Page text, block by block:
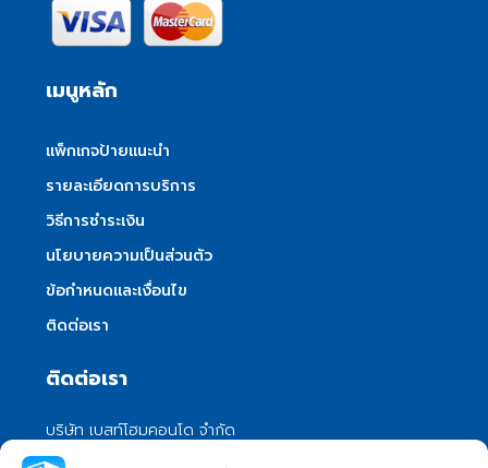
เมนูหลัก
แพ็กเกจป้ายแนะนำ
รายละเอียดการบริการ
วิธีการชำระเงิน
นโยบายความเป็นส่วนตัว
ข้อกำหนดและเงื่อนไข
ติดต่อเรา
ติดต่อเรา
บริษัท เบสท์โฮมคอนโด จำกัด